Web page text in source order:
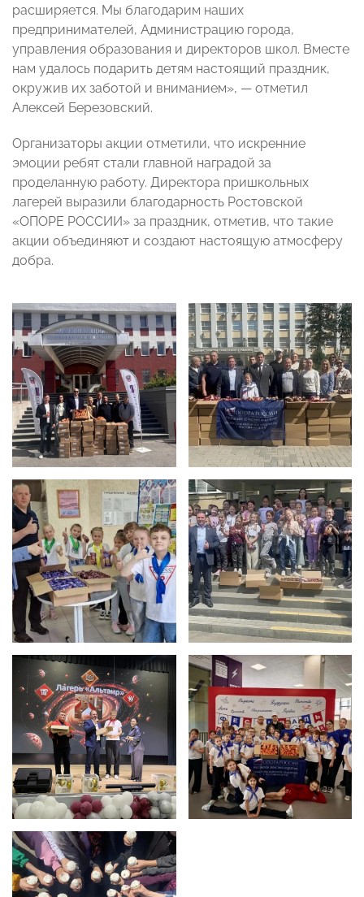
расширяется. Мы благодарим наших
предпринимателей, Администрацию города,
управления образования и директоров школ. Вместе
нам удалось подарить детям настоящий праздник,
окружив их заботой и вниманием», — отметил
Алексей Березовский.
Организаторы акции отметили, что искренние
эмоции ребят стали главной наградой за
проделанную работу. Директора пришкольных
лагерей выразили благодарность Ростовской
«ОПОРЕ РОССИИ» за праздник, отметив, что такие
акции объединяют и создают настоящую атмосферу
добра.